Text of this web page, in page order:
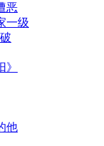
恶
一级
他